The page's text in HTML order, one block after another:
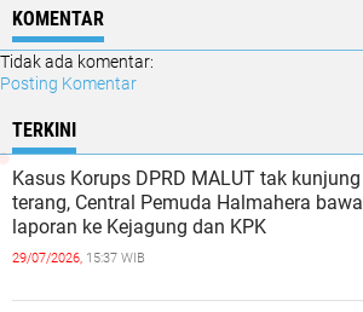
KOMENTAR
Tidak ada komentar:
Posting Komentar
TERKINI
Kasus Korups DPRD MALUT tak kunjung
terang, Central Pemuda Halmahera bawa
laporan ke Kejagung dan KPK
29/07/2026, 15:37 WIB